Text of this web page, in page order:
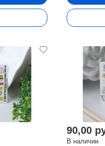
90,00
В наличии